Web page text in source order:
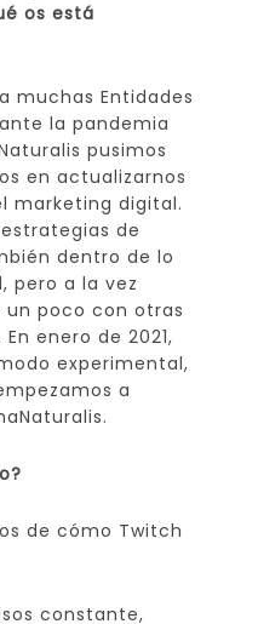
os está
muchas Entidades
la pandemia
pusimos
en actualizarnos
marketing digital.
de
dentro de lo
pero a la vez
un poco con otras
enero de 2021,
experimental,
a
de cómo Twitch
constante,